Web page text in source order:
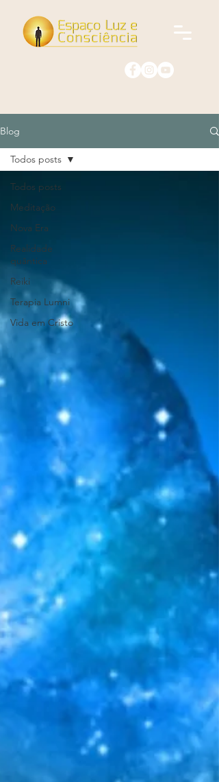
Blog
Todos posts
Meditação
Nova Era
Realidade
quântica
Reiki
Terapia Lumni
Vida em Cristo
Todos posts